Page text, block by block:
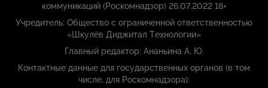
коммуникаций (Роскомнадзор) 26.07.2022 18+
Учредитель: Общество с ограниченной ответственностью
«Шкулёв Диджитал Технологии»
Главный редактор: Ананьина А. Ю.
Контактные данные для государственных органов (в том
числе, для Роскомнадзора):